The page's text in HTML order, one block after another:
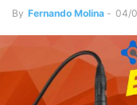
By Fernando Molina - 04/